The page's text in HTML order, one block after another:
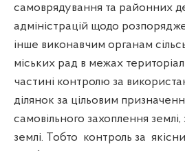
самоврядування та районних
адміністрацій щодо
інше виконавчим органам
міських рад в межах
частині контролю за
ділянок за цільовим
самовільного захоплення
землі. Тобто контроль за